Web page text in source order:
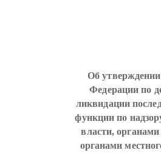
Об
Федерации по
ликвидации
функции по
власти,
органами